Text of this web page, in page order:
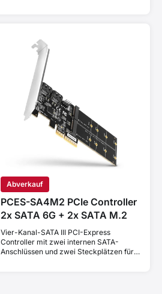
Abverkauf
PCES-SA4M2 PCIe Controller
2x SATA 6G + 2x SATA M.2
Vier-Kanal-SATA III PCI-Express
Controller mit zwei internen SATA-
Anschlüssen und zwei Steckplätzen für